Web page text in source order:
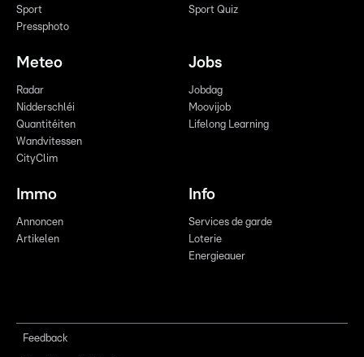
Sport
Pressphoto
Sport Quiz
Meteo
Radar
Nidderschléi
Quantitéiten
Wandvitessen
CityClim
Jobs
Jobdag
Moovijob
Lifelong Learning
Immo
Annoncen
Artikelen
Info
Services de garde
Loterie
Energieauer
Feedback